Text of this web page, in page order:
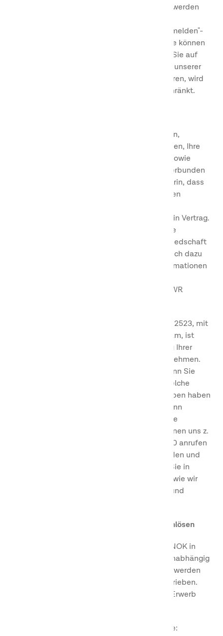
nicht mehr zu Marketingzwecken kontaktiert werden
senden oder den "Abmelden"-
Link am Ende unserer E-Mails verwenden. Sie können
ändern, indem Sie auf
das grüne runde Symbol auf der linken Seite unserer
Website klicken. Wenn Sie Cookies deaktivieren, wird
die Funktionalität unserer Websites eingeschränkt.
Wenn Sie Mitglied im First Camp Club werden,
verarbeiten wir Ihren Namen, Ihre Kontaktdaten, Ihre
Kundennummer und Ihren Buchungsverlauf sowie
Informationen, die mit Ihrer Mitgliedschaft verbunden
sind. Der Zweck der Registrierung besteht darin, dass
wir Ihnen eine Dienstleistung erbringen können
Verarbeitung personenbezogener Daten ist ein Vertrag.
Ihre personenbezogenen Daten (jedoch keine
Passwörter), werden für die Dauer Ihrer Mitgliedschaft
bei uns gespeichert. Soweit wir nicht gesetzlich dazu
verpflichtet sind, wird First Camp diese Informationen
personenbezogenen Daten außerhalb des EWR
United Camping Holding AB, Org.nr: 559082-2523, mit
Sitz in Erik Dahlbergsallén 15, 115 20 Stockholm, ist
Datenschutzbeauftragte für die Verarbeitung Ihrer
personenbezogenen Daten durch das Unternehmen.
Sie können sich jederzeit an uns wenden, wenn Sie
weitere Informationen darüber wünschen, welche
personenbezogenen Daten wir über Sie erhoben haben
und wie wir diese Daten verwenden, oder wenn
irgendwelche Daten nicht korrekt sind und Sie
möchten, dass wir diese berichtigen. Sie können uns z.
B. unter der Telefonnummer +46(0)771-101 200 anrufen
senden und
wir werden Ihre Fragen beantworten. Lesen Sie in
mehr darüber, wie wir
Ihre personenbezogenen Daten verarbeiten und
So können Sie Bonuspunkte sammeln und einlösen
Sie erhalten 1 Bonuspunkt pro 20 SEK/DKK/NOK in
lokaler Währung auf den Unterkunftspreis, unabhängig
von der Art der Unterkunft. Die Bonuspunkte werden
Ihrem Konto nach Ihrem Aufenthalt gutgeschrieben.
Nachfolgend finden Sie Informationen, zum Erwerb
Als Mitglied des First Camp Club erhalten Sie: